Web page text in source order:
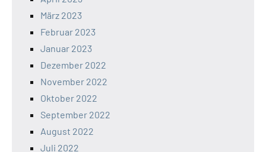
März 2023
Februar 2023
Januar 2023
Dezember 2022
November 2022
Oktober 2022
September 2022
August 2022
Juli 2022